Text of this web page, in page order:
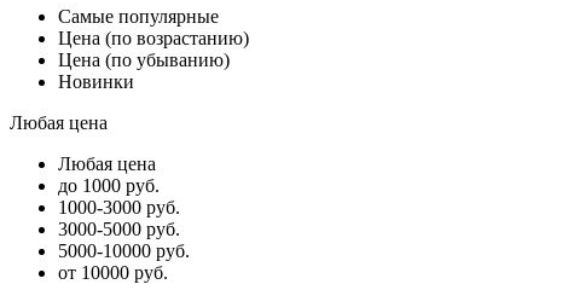
Самые популярные
Цена (по возрастанию)
Цена (по убыванию)
Новинки
Любая цена
Любая цена
до 1000 руб.
1000-3000 руб.
3000-5000 руб.
5000-10000 руб.
от 10000 руб.